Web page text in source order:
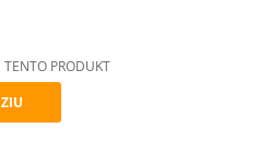
PRODUKT